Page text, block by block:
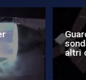
Nessun
formazione
Giove